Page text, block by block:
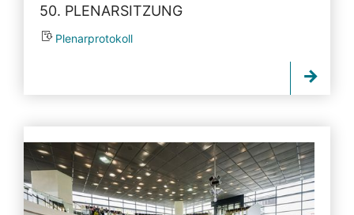
50. PLENARSITZUNG
Plenarprotokoll